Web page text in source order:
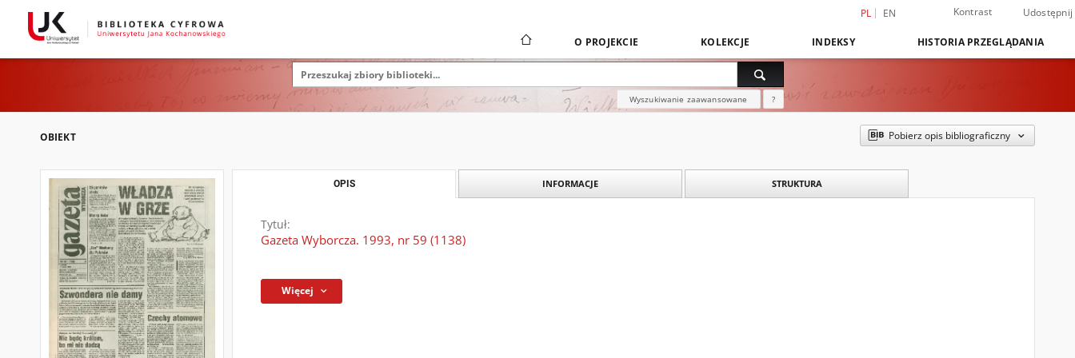
PL EN Kontrast Udostępnij
O PROJEKCIE KOLEKCJE INDEKSY HISTORIA PRZEGLĄDANIA
Wyszukiwanie zaawansowane ?
OBIEKT Pobierz opis bibliograficzny
OPIS INFORMACJE STRUKTURA
Tytuł:
Gazeta Wyborcza. 1993, nr 59 (1138)
Więcej